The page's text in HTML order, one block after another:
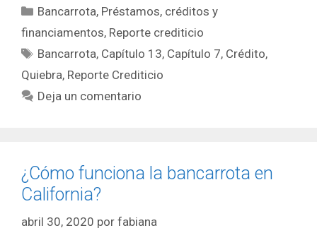
Categorías
Bancarrota, Préstamos, créditos y
financiamentos, Reporte crediticio
Etiquetas
Bancarrota, Capítulo 13, Capítulo 7, Crédito,
Quiebra, Reporte Crediticio
Deja un comentario
¿Cómo funciona la bancarrota en
California?
abril 30, 2020 por fabiana